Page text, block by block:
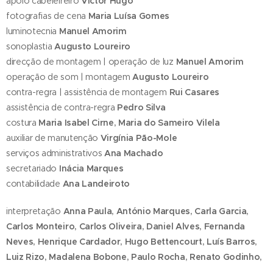
fotografias de cena Maria Luísa Gomes
luminotecnia Manuel Amorim
sonoplastiaAugusto Loureiro
direcção de montagem | operação de luz Manuel Amorim
operação de som | montagem Augusto Loureiro
contra-regra | assistência de montagem Rui Casares
assistência de contra-regra Pedro Silva
costura Maria Isabel Cirne, Maria do Sameiro Vilela
auxiliar de manutenção Virgínia Pão-Mole
serviços administrativos Ana Machado
secretariado Inácia Marques
contabilidade Ana Landeiroto
interpretação Anna Paula, António Marques, Carla Garcia,
Carlos Monteiro, Carlos Oliveira, Daniel Alves, Fernanda
Neves, Henrique Cardador, Hugo Bettencourt, Luís Barros,
Luiz Rizo, Madalena Bobone, Paulo Rocha, Renato Godinho,